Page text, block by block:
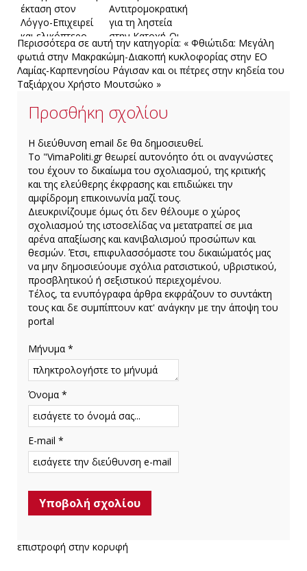
έκταση στον
Λόγγο-Επιχειρεί
και ελικόπτερο
Αντιτρομοκρατική
για τη ληστεία
στην Κατοχή-Οι
κινήσεις των
δραστών-Το
λάθος που
μπορεί να τους
«προδώσει»
Περισσότερα σε αυτή την κατηγορία: « Φθιώτιδα: Μεγάλη
φωτιά στην Μακρακώμη-Διακοπή κυκλοφορίας στην ΕΟ
Λαμίας-Καρπενησίου Ράγισαν και οι πέτρες στην κηδεία του
Ταξιάρχου Χρήστο Μουτσώκο »
Προσθήκη σχολίου
H διεύθυνση email δε θα δημοσιευθεί.
Το "VimaPoliti.gr θεωρεί αυτονόητο ότι οι αναγνώστες
του έχουν το δικαίωμα του σχολιασμού, της κριτικής
και της ελεύθερης έκφρασης και επιδιώκει την
αμφίδρομη επικοινωνία μαζί τους.
Διευκρινίζουμε όμως ότι δεν θέλουμε ο χώρος
σχολιασμού της ιστοσελίδας να μετατραπεί σε μια
αρένα απαξίωσης και κανιβαλισμού προσώπων και
θεσμών. Έτσι, επιφυλασσόμαστε του δικαιώματός μας
να μην δημοσιεύουμε σχόλια ρατσιστικού, υβριστικού,
προσβλητικού ή σεξιστικού περιεχομένου.
Τέλος, τα ενυπόγραφα άρθρα εκφράζουν το συντάκτη
τους και δε συμπίπτουν κατ' ανάγκην με την άποψη του
portal
Μήνυμα *
Όνομα *
E-mail *
επιστροφή στην κορυφή